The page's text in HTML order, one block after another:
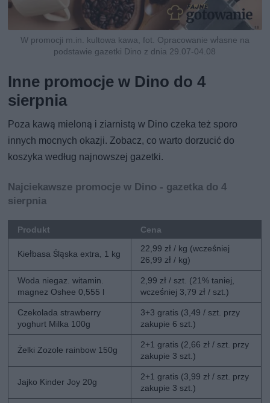
W promocji m.in. kultowa kawa, fot. Opracowanie własne na
podstawie gazetki Dino z dnia 29.07-04.08
Inne promocje w Dino do 4
sierpnia
Poza kawą mieloną i ziarnistą w Dino czeka też sporo
innych mocnych okazji. Zobacz, co warto dorzucić do
koszyka według najnowszej gazetki.
Najciekawsze promocje w Dino - gazetka do 4
sierpnia
Produkt Cena
Kiełbasa Śląska extra, 1 kg
22,99 zł / kg (wcześniej
26,99 zł / kg)
Woda niegaz. witamin.
magnez Oshee 0,555 l
2,99 zł / szt. (21% taniej,
wcześniej 3,79 zł / szt.)
Czekolada strawberry
yoghurt Milka 100g
3+3 gratis (3,49 / szt. przy
zakupie 6 szt.)
Żelki Zozole rainbow 150g
2+1 gratis (2,66 zł / szt. przy
zakupie 3 szt.)
Jajko Kinder Joy 20g
2+1 gratis (3,99 zł / szt. przy
zakupie 3 szt.)